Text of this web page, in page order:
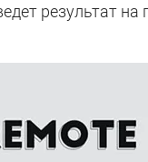
результат на